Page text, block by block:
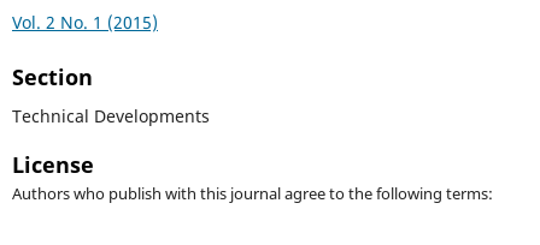
Vol. 2 No. 1 (2015)
Section
Technical Developments
License
Authors who publish with this journal agree to the following terms: